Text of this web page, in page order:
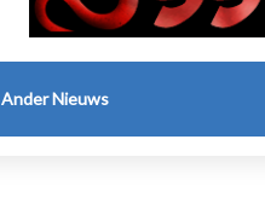
Ander Nieuws